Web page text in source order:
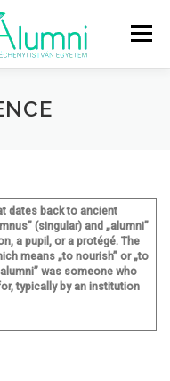
Menü
HÍREK
dates back to ancient
(singular) and „alumni”
a pupil, or a protégé. The
means „to nourish” or „to
was someone who
typically by an institution